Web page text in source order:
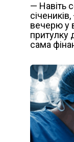
— Навіть
вечерю у
притулку
сама